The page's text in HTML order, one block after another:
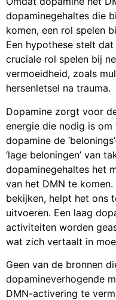
dopaminegehaltes die
komen, een rol spelen
Een hypothese stelt
cruciale rol spelen bij
vermoeidheid, zoals
hersenletsel na trauma.
Dopamine zorgt voor
energie die nodig is
dopamine de
‘lage beloningen’ van
dopaminegehaltes het
van het DMN te
bekijken, helpt het ons
uitvoeren. Een laag
activiteiten worden
wat zich vertaalt in
Geen van de bronnen
dopamineverhogende
DMN-activering te